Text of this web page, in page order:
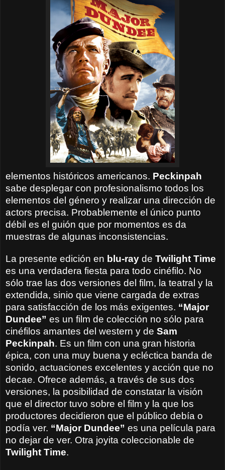
elementos históricos americanos. Peckinpah
sabe desplegar con profesionalismo todos los
elementos del género y realizar una dirección de
actors precisa. Probablemente el único punto
débil es el guión que por momentos es da
muestras de algunas inconsistencias.
La presente edición en blu-ray de Twilight Time
es una verdadera fiesta para todo cinéfilo. No
sólo trae las dos versiones del film, la teatral y la
extendida, sinio que viene cargada de extras
para satisfacción de los más exigentes. “Major
Dundee” es un film de colección no sólo para
cinéfilos amantes del western y de Sam
Peckinpah. Es un film con una gran historia
épica, con una muy buena y ecléctica banda de
sonido, actuaciones excelentes y acción que no
decae. Ofrece además, a través de sus dos
versiones, la posibilidad de constatar la visión
que el director tuvo sobre el film y la que los
productores decidieron que el público debía o
podía ver. “Major Dundee” es una película para
no dejar de ver. Otra joyita coleccionable de
Twilight Time.